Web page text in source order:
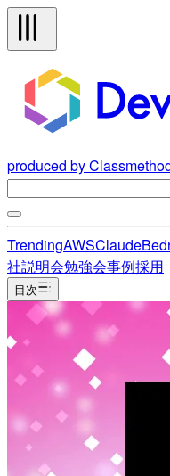
produced by
TrendingAWSClaude
社説明会勉強会事例採用
目次